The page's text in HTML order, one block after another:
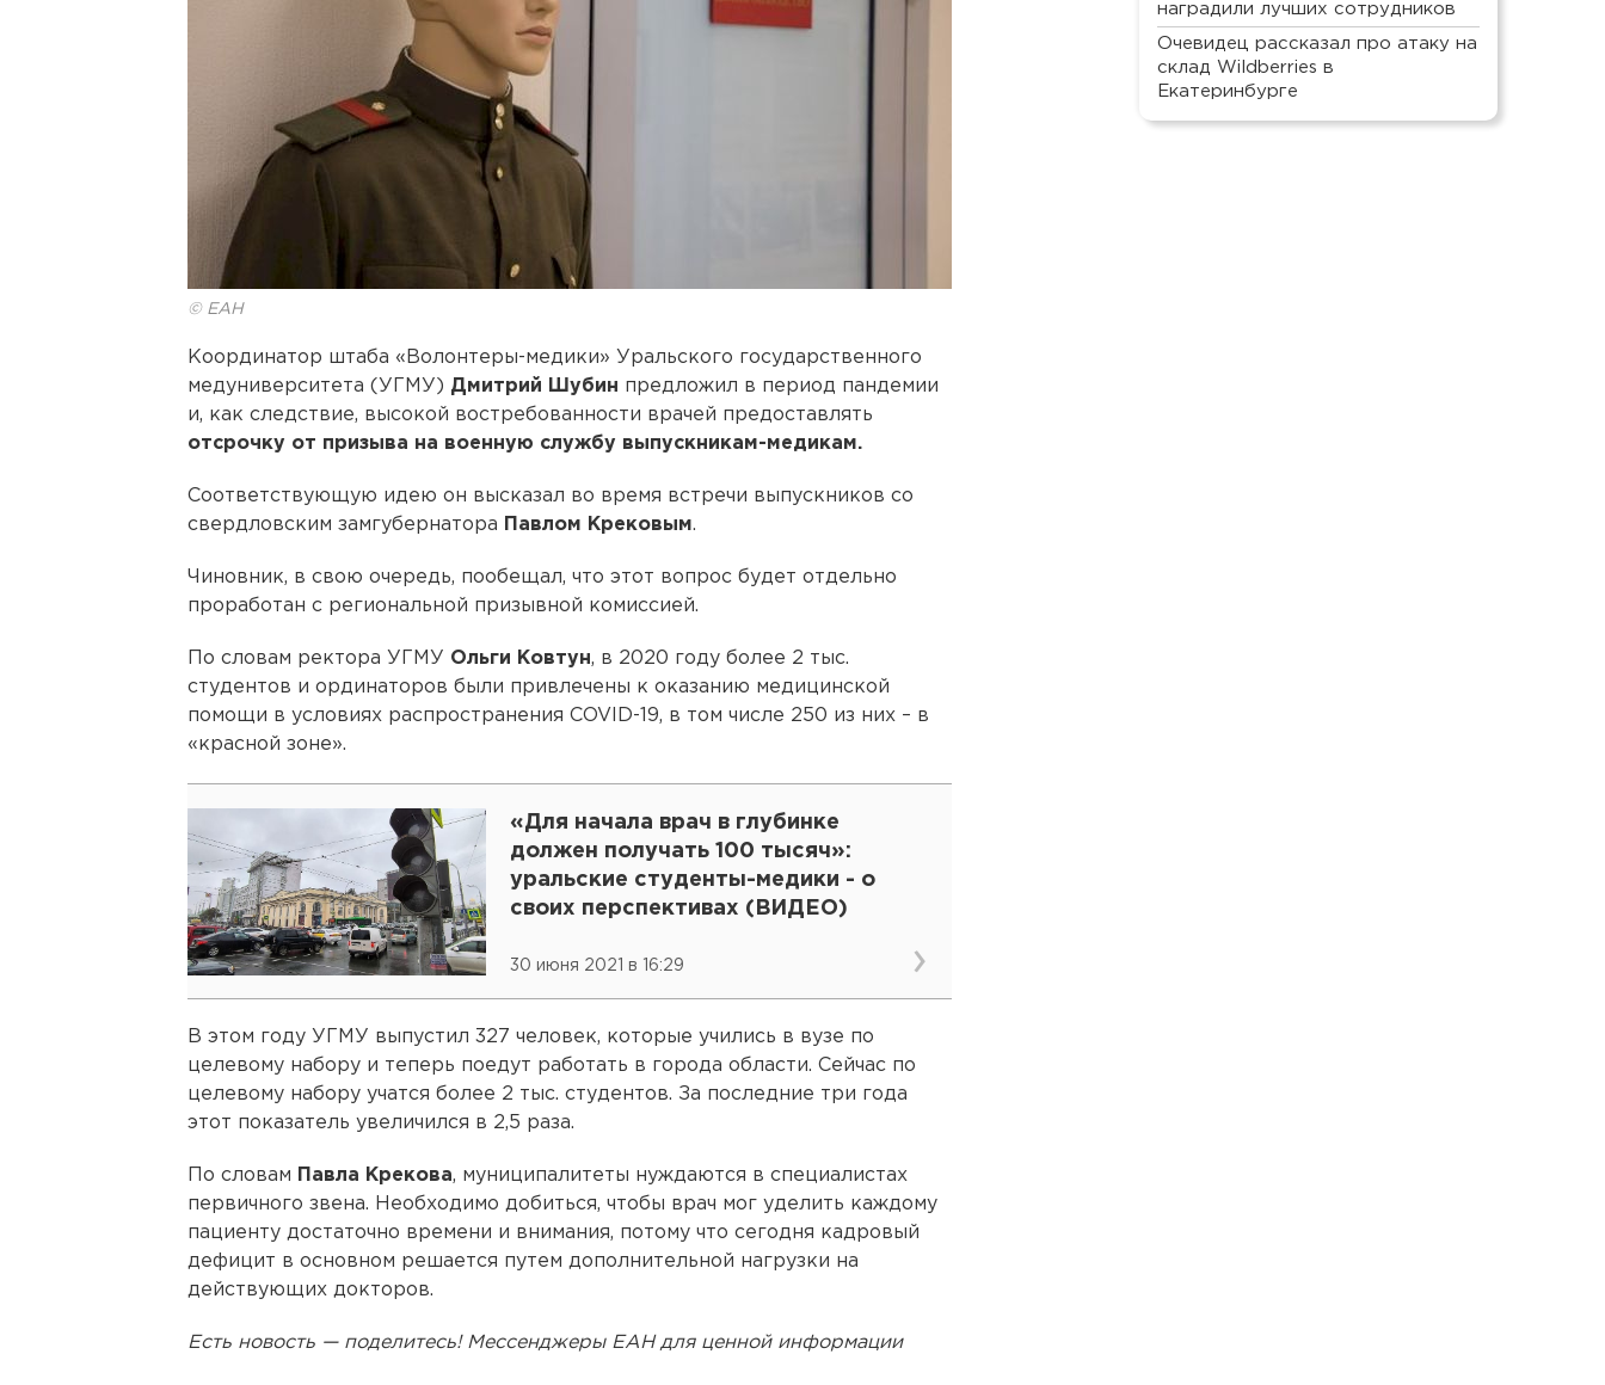
© ЕАН
Координатор штаба «Волонтеры-медики» Уральского государственного
медуниверситета (УГМУ) Дмитрий Шубин предложил в период пандемии
и, как следствие, высокой востребованности врачей предоставлять
отсрочку от призыва на военную службу выпускникам-медикам.
Соответствующую идею он высказал во время встречи выпускников со
свердловским замгубернатора
Павлом Крековым.
Чиновник, в свою очередь, пообещал, что этот вопрос будет отдельно
проработан с региональной призывной комиссией.
По словам ректора УГМУ Ольги Ковтун, в 2020 году более 2 тыс.
студентов и ординаторов были привлечены к оказанию медицинской
помощи в условиях распространения COVID-19, в том числе 250 из них – в
«красной зоне».
«Для начала врач в глубинке
должен получать 100 тысяч»:
уральские студенты-медики - о
своих перспективах (ВИДЕО)
30 июня 2021 в 16:29
В этом году УГМУ выпустил 327 человек, которые учились в вузе по
целевому набору и теперь поедут работать в города области. Сейчас по
целевому набору учатся более 2 тыс. студентов. За последние три года
этот показатель увеличился в 2,5 раза.
По словам Павла Крекова, муниципалитеты нуждаются в специалистах
первичного звена. Необходимо добиться, чтобы врач мог уделить каждому
пациенту достаточно времени и внимания, потому что сегодня кадровый
дефицит в основном решается путем дополнительной нагрузки на
действующих докторов.
Есть новость — поделитесь! Мессенджеры ЕАН для ценной информации
наградили лучших сотрудников
Очевидец рассказал про атаку на
склад Wildberries в
Екатеринбурге